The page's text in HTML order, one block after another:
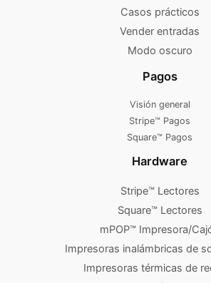
Casos prácticos
Vender entradas
Modo oscuro
Pagos
Visión general
Stripe™ Pagos
Square™ Pagos
Hardware
Stripe™ Lectores
Square™ Lectores
mPOP™ Impresora/
Impresoras inalámbricas de
Impresoras térmicas de